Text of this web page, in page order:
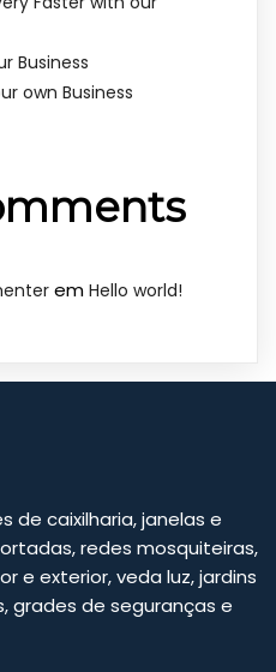
Business
own Business
em Hello world!
de caixilharia, janelas e
redes mosquiteiras,
e exterior, veda luz, jardins
grades de seguranças e